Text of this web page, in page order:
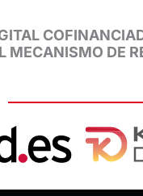
MECANISMO DE